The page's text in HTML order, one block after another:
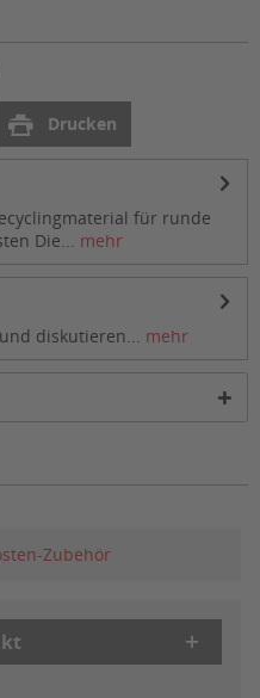
Drucken
für runde
Die... mehr
diskutieren... mehr
Zubehör